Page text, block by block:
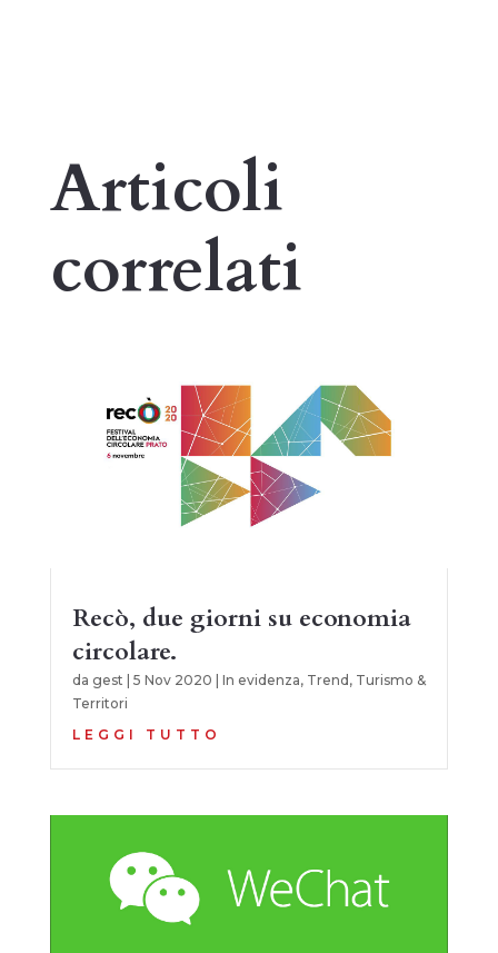
Articoli
correlati
Recò, due giorni su economia
circolare.
da gest 5 Nov 2020 In evidenza, Trend , Turismo &
Territori
LEGGI TUTTO